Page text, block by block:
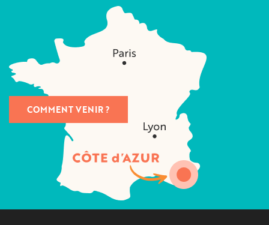
COMMENT VENIR ?